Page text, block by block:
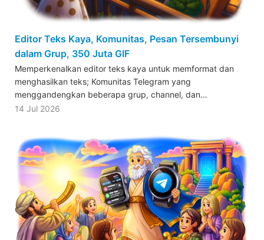
Editor Teks Kaya, Komunitas, Pesan Tersembunyi
dalam Grup, 350 Juta GIF
Memperkenalkan editor teks kaya untuk memformat dan
menghasilkan teks; Komunitas Telegram yang
menggandengkan beberapa grup, channel, dan…
14 Jul 2026